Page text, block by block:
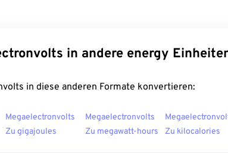
in andere energy
in diese anderen Formate konvertieren:
Megaelectronvolts
Zu gigajoules
Megaelectronvolts
Zu megawatt-hours
Zu kilocalories